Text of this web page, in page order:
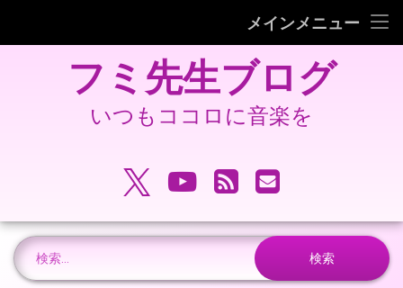
メインメニュー
旧 フミ先生ブログ
旧 フミピアノ教室ホームページ
プ
フミ先生ブログ
いつもココロに音楽を
X.comYouTube
RSS メールアドレ
検索: